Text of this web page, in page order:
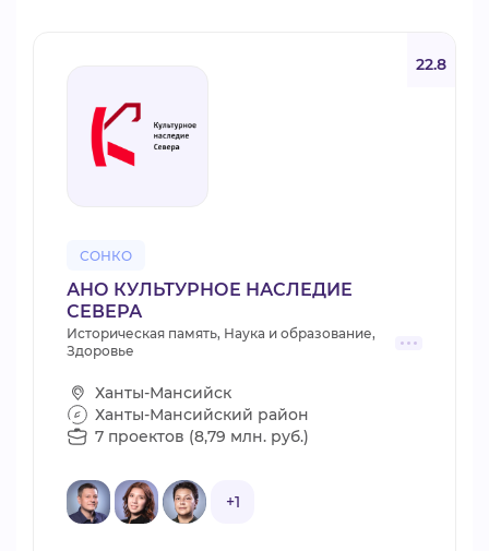
СОНКО
22.8
АНО КУЛЬТУРНОЕ НАСЛЕДИЕ
СЕВЕРА
Историческая память, Наука и образование,
Здоровье
Ханты-Мансийск
Ханты-Мансийский район
7 проектов (8,79 млн. руб.)
+1